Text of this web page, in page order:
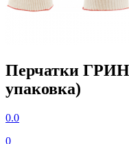
Перчатки
упаковка)
0.0
0